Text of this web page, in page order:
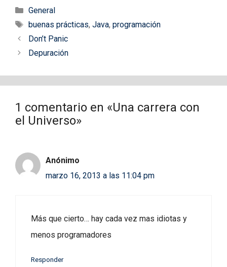
Categorías
General
Etiquetas
buenas prácticas, Java, programación
Don’t Panic
Depuración
1 comentario en «Una carrera con
el Universo»
Anónimo
marzo 16, 2013 a las 11:04 pm
Más que cierto… hay cada vez mas idiotas y
menos programadores
Responder